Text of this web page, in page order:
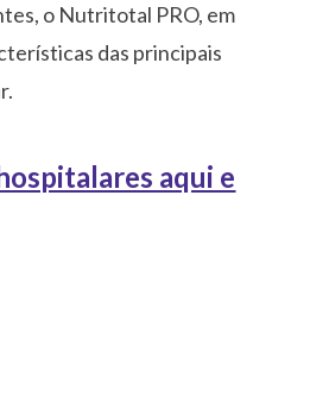
o Nutritotal PRO, em
das principais
aqui e